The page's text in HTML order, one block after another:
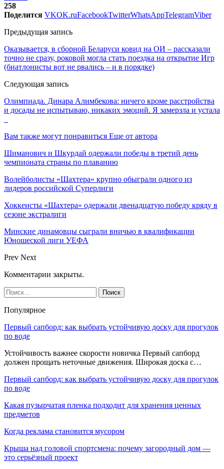
258
Поделится VKOK.ruFacebookTwitterWhatsAppTelegramViber
Предыдущая запись
Оказывается, в сборной Беларуси ковид на ОИ – рассказали
точно не сразу, роковой могла стать поездка на открытие Игр
(биатлонисты вот не рвались – и в порядке)
Следующая запись
Олимпиада. Динара Алимбекова: ничего кроме расстройства
и досады не испытываю, никаких эмоций. Я замерзла и устала
Вам также могут понравиться Еще от автора
Шиманович и Шкурдай одержали победы в третий день
чемпионата страны по плаванию
Волейболисты «Шахтера» крупно обыграли одного из
лидеров российской Суперлиги
Хоккеисты «Шахтера» одержали двенадцатую победу кряду в
сезоне экстралиги
Минские динамовцы сыграли вничью в квалификации
Юношеской лиги УЕФА
Prev Next
Комментарии закрыты.
Популярное
Первый сапборд: как выбрать устойчивую доску для прогулок
по воде
Устойчивость важнее скорости новичка Первый сапборд
должен прощать неточные движения. Широкая доска с…
Первый сапборд: как выбрать устойчивую доску для прогулок
по воде
Какая пузырчатая пленка подходит для хранения ценных
предметов
Когда реклама становится мусором
Крыша над головой спортсмена: почему загородный дом —
это серьёзный проект